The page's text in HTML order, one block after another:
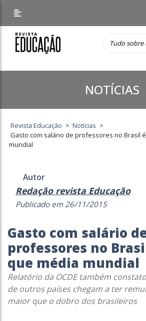
NOTÍCIAS
Revista Educação > Notícias >
Gasto com salário de professores no Brasil
mundial
Autor
Redação revista Educação
Publicado em 26/11/2015
Gasto com salário
professores no
que média mundial
Relatório da OCDE também
de outros países chegam a ter
maior que o dobro dos brasileiros